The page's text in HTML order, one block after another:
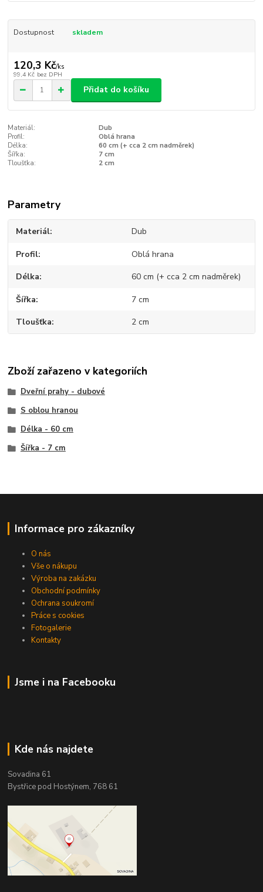
Dostupnost skladem
120,3 Kč/ks
99,4 Kč bez DPH
Přidat do košíku
Materiál:
Dub
Profil:
Oblá hrana
Délka:
60 cm (+ cca 2 cm nadměrek)
Šířka:
7 cm
Tloušťka:
2 cm
Parametry
Materiál Dub
Profil Oblá hrana
Délka 60 cm (+ cca 2 cm nadměrek)
Šířka 7 cm
Tloušťka 2 cm
Zboží zařazeno v kategoriích
Dveřní prahy - dubové
S oblou hranou
Délka - 60 cm
Šířka - 7 cm
Informace pro zákazníky
O nás
Vše o nákupu
Výroba na zakázku
Obchodní podmínky
Ochrana soukromí
Práce s cookies
Fotogalerie
Kontakty
Jsme i na Facebooku
Kde nás najdete
Sovadina 61
Bystřice pod Hostýnem, 768 61